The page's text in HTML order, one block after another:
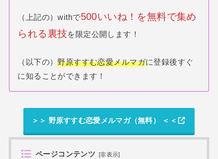
（上記の）withで500いいね！を無料で集め
られる裏技を限定公開します！
（以下の）野原すすむ恋愛メルマガに登録後すぐ
に知ることができます！
＞＞ 野原すすむ恋愛メルマガ（無料） ＜＜
ページコンテンツ [非表示]